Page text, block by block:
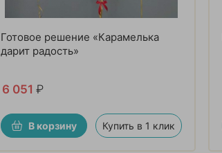
Готовое решение «Карамелька
дарит радость»
6 051 ₽
В корзину Купить в 1 клик